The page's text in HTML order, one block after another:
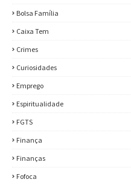
Bolsa Família
Caixa Tem
Crimes
Curiosidades
Emprego
Espiritualidade
FGTS
Finança
Finanças
Fofoca